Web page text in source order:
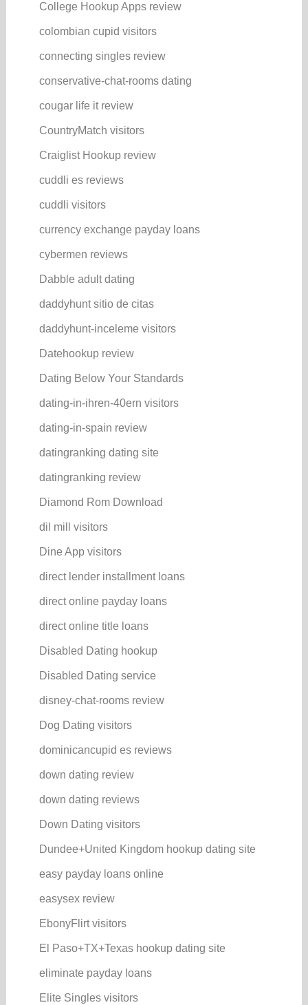
College Hookup Apps review
colombian cupid visitors
connecting singles review
conservative-chat-rooms dating
cougar life it review
CountryMatch visitors
Craiglist Hookup review
cuddli es reviews
cuddli visitors
currency exchange payday loans
cybermen reviews
Dabble adult dating
daddyhunt sitio de citas
daddyhunt-inceleme visitors
Datehookup review
Dating Below Your Standards
dating-in-ihren-40ern visitors
dating-in-spain review
datingranking dating site
datingranking review
Diamond Rom Download
dil mill visitors
Dine App visitors
direct lender installment loans
direct online payday loans
direct online title loans
Disabled Dating hookup
Disabled Dating service
disney-chat-rooms review
Dog Dating visitors
dominicancupid es reviews
down dating review
down dating reviews
Down Dating visitors
Dundee+United Kingdom hookup dating site
easy payday loans online
easysex review
EbonyFlirt visitors
El Paso+TX+Texas hookup dating site
eliminate payday loans
Elite Singles visitors